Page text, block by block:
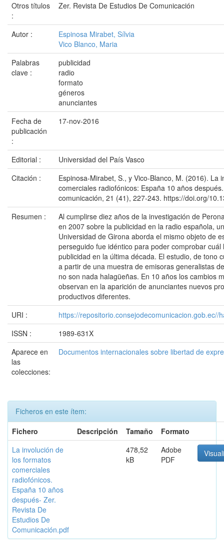
Otros títulos
:
Zer. Revista De Estudios De Comunicación
Autor :
Espinosa Mirabet, Sílvia
Vico Blanco, Maria
Palabras
clave :
publicidad
radio
formato
géneros
anunciantes
Fecha de
publicación
:
17-nov-2016
Editorial :
Universidad del País Vasco
Citación :
Espinosa-Mirabet, S., y Vico-Blanco, M. (2016). La
comerciales radiofónicos: España 10 años
comunicación, 21 (41), 227-243. https://doi.org/
Resumen :
Al cumplirse diez años de la investigación de
en 2007 sobre la publicidad en la radio española,
Universidad de Girona aborda el mismo objeto de
perseguido fue idéntico para poder comprobar
publicidad en la última década. El estudio, de tono
a partir de una muestra de emisoras generalistas
no son nada halagüeñas. En 10 años los cambios
observan en la aparición de anunciantes nuevos
productivos diferentes.
URI :
https://repositorio.consejodecomunicacion.gob.ec//
ISSN :
1989-631X
Aparece en
las
colecciones:
Documentos internacionales sobre libertad de
Ficheros en este ítem:
Fichero
Descripción Tamaño
Formato
La involución de
los formatos
comerciales
radiofónicos.
España 10 años
después- Zer.
Revista De
Estudios De
Comunicación.pdf
478,52
kB
Adobe
PDF